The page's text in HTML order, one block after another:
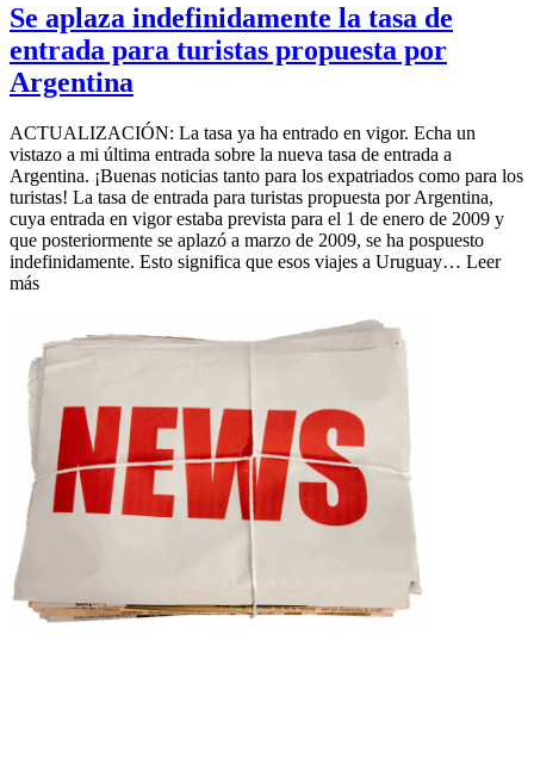
Se aplaza indefinidamente la tasa de
entrada para turistas propuesta por
Argentina
ACTUALIZACIÓN: La tasa ya ha entrado en vigor. Echa un
vistazo a mi última entrada sobre la nueva tasa de entrada a
Argentina. ¡Buenas noticias tanto para los expatriados como para los
turistas! La tasa de entrada para turistas propuesta por Argentina,
cuya entrada en vigor estaba prevista para el 1 de enero de 2009 y
que posteriormente se aplazó a marzo de 2009, se ha pospuesto
indefinidamente. Esto significa que esos viajes a Uruguay… Leer
más